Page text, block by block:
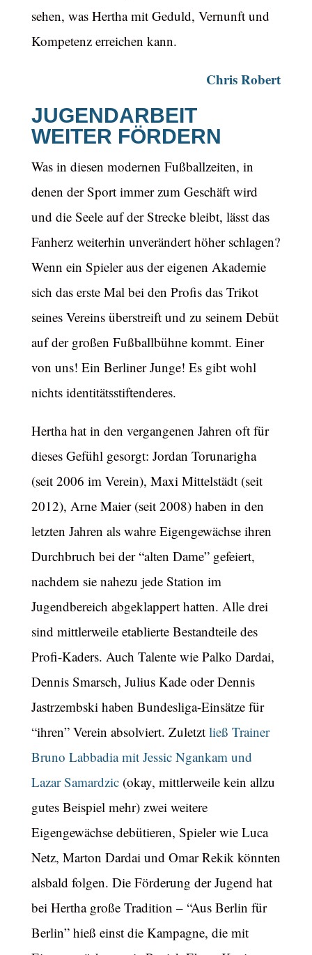
sehen, was Hertha mit Geduld, Vernunft und
Kompetenz erreichen kann.
Chris Robert
JUGENDARBEIT
WEITER FÖRDERN
Was in diesen modernen Fußballzeiten, in
denen der Sport immer zum Geschäft wird
und die Seele auf der Strecke bleibt, lässt das
Fanherz weiterhin unverändert höher schlagen?
Wenn ein Spieler aus der eigenen Akademie
sich das erste Mal bei den Profis das Trikot
seines Vereins überstreift und zu seinem Debüt
auf der großen Fußballbühne kommt. Einer
von uns! Ein Berliner Junge! Es gibt wohl
nichts identitätsstiftenderes.
Hertha hat in den vergangenen Jahren oft für
dieses Gefühl gesorgt: Jordan Torunarigha
(seit 2006 im Verein), Maxi Mittelstädt (seit
2012), Arne Maier (seit 2008) haben in den
letzten Jahren als wahre Eigengewächse ihren
Durchbruch bei der “alten Dame” gefeiert,
nachdem sie nahezu jede Station im
Jugendbereich abgeklappert hatten. Alle drei
sind mittlerweile etablierte Bestandteile des
Profi-Kaders. Auch Talente wie Palko Dardai,
Dennis Smarsch, Julius Kade oder Dennis
Jastrzembski haben Bundesliga-Einsätze für
“ihren” Verein absolviert. Zuletzt ließ Trainer
Bruno Labbadia mit Jessic Ngankam und
Lazar Samardzic(okay, mittlerweile kein allzu
gutes Beispiel mehr) zwei weitere
Eigengewächse debütieren, Spieler wie Luca
Netz, Marton Dardai und Omar Rekik könnten
alsbald folgen. Die Förderung der Jugend hat
bei Hertha große Tradition – “Aus Berlin für
Berlin” hieß einst die Kampagne, die mit